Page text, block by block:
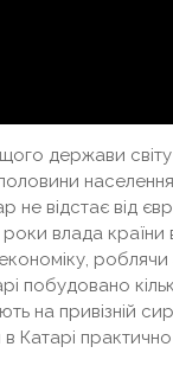
держави світу
не відстає від
влада країни
роблячи
побудовано
на привізній
Катарі практично